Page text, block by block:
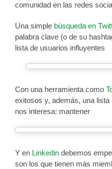
comunidad en las redes
Una simple búsqueda en
palabra clave (o de su
lista de usuarios influyentes
Con una herramienta como
exitosos y, además, una
nos interesa: mantener
Y en Linkedin debemos
son los que tienen más